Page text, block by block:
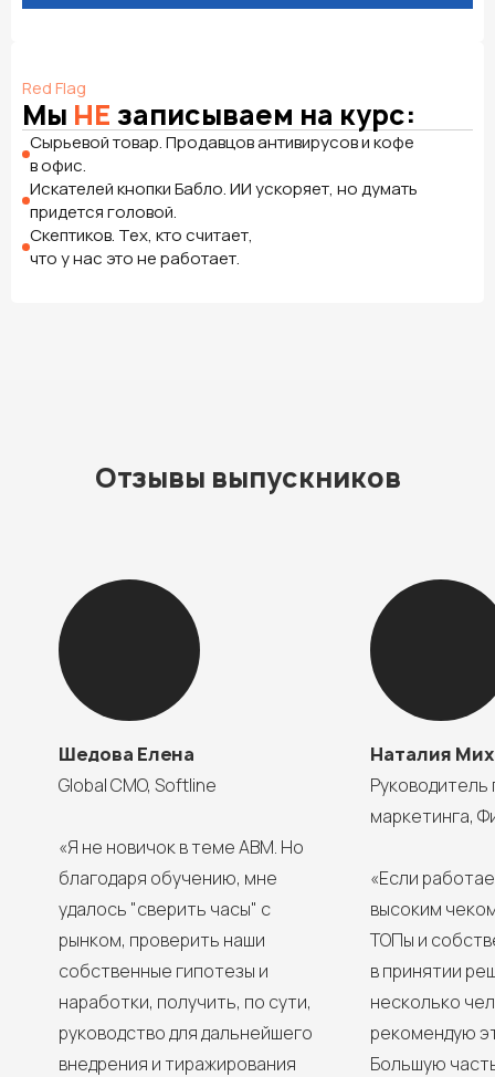
Red Flag
Мы НЕ записываем на курс:
Сырьевой товар. Продавцов антивирусов и кофе
в офис.
Искателей кнопки Бабло. ИИ ускоряет, но думать
придется головой.
Скептиков. Тех, кто считает,
что у нас это не работает.
Отзывы выпускников
Шедова Елена
Global CMO, Softline
«Я не новичок в теме ABM. Но
благодаря обучению, мне
удалось "сверить часы" с
рынком, проверить наши
собственные гипотезы и
наработки, получить, по сути,
руководство для дальнейшего
внедрения и тиражирования
Наталия
Руководитель
маркетинга,
«Если
высоким
ТОПы и
в принятии
несколько
рекомендую
Большую